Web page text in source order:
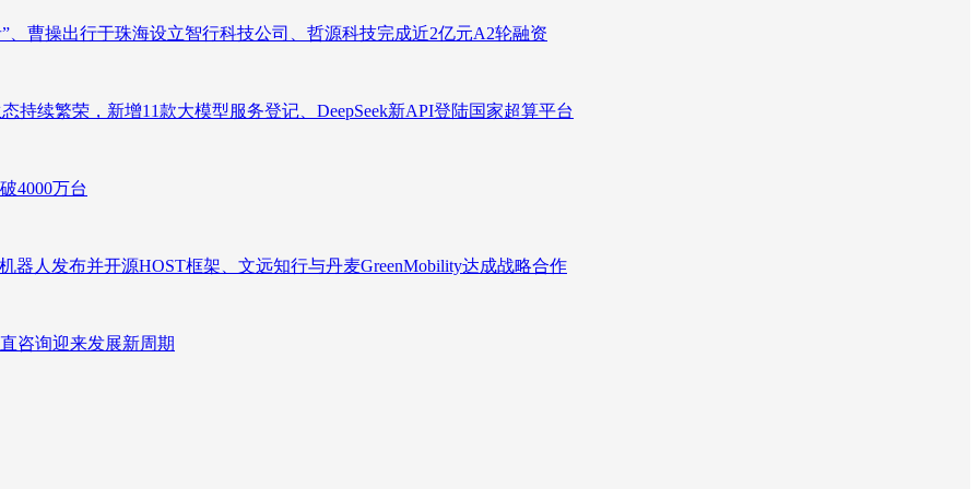
曹操出行于珠海设立智行科技公司、哲源科技完成近2亿元A2轮融资
续繁荣，新增11款大模型服务登记、DeepSeek新API登陆国家超算平台
4000万台
器人发布并开源HOST框架、文远知行与丹麦GreenMobility达成战略合作
咨询迎来发展新周期